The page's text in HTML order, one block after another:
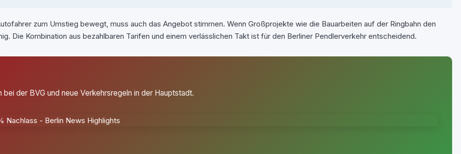
zum Umstieg bewegt, muss auch das Angebot stimmen. Wenn Großprojekte wie die Bauarbeiten auf der Ringbahn den
Die Kombination aus bezahlbaren Tarifen und einem verlässlichen Takt ist für den Berliner Pendlerverkehr entscheidend.
der BVG und neue Verkehrsregeln in der Hauptstadt.